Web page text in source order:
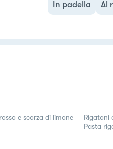
In padella Al
e scorza di limone
Rigatoni
Pasta